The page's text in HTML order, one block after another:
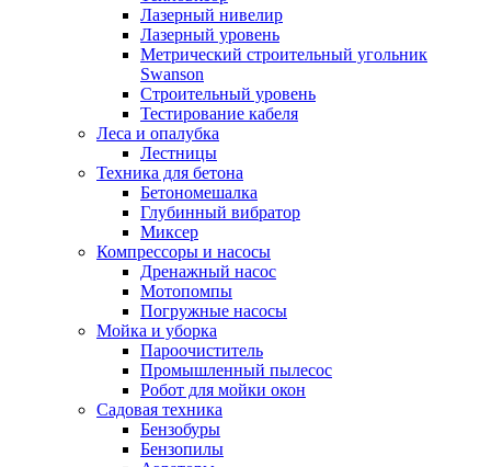
Лазерный нивелир
Лазерный уровень
Метрический строительный угольник
Swanson
Строительный уровень
Тестирование кабеля
Леса и опалубка
Лестницы
Техника для бетона
Бетономешалка
Глубинный вибратор
Миксер
Компрессоры и насосы
Дренажный насос
Мотопомпы
Погружные насосы
Мойка и уборка
Пароочиститель
Промышленный пылесос
Робот для мойки окон
Садовая техника
Бензобуры
Бензопилы